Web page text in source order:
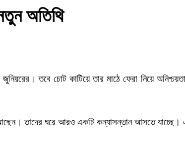
অতিথি
তবে চোট কাটিয়ে তার মাঠে ফেরা নিয়ে
আছেন। তাদের ঘরে আরও একটি কন্যাসন্তান আসতে যাচ্ছে।